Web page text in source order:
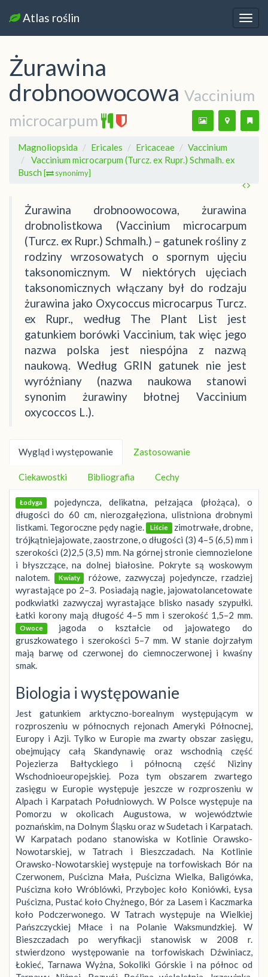
Atlas roślin
Żurawina
drobnoowocowa Vaccinium
microcarpum
Magnoliopsida Ericales Ericaceae
Vaccinium
Vaccinium microcarpum (Turcz. ex Rupr.) Schmalh. ex
Busch [ synonimy]
Żurawina drobnoowocowa, żurawina
drobnolistkowa (Vaccinium microcarpum
(Turcz. ex Rupr.) Schmalh.) – gatunek rośliny z
rodziny wrzosowatych o spornym ujęciu
taksonomicznym. W niektórych ujęciach
taksonomicznych włączany był do rodzaju
żurawina jako Oxycoccus microcarpus Turcz.
ex Rupr., według The Plant List jest
gatunkiem borówki Vaccinium, tak więc jego
nazwa polska jest niespójna z nazwą
naukową. Według GRIN gatunek nie jest
wyróżniany (nazwa naukowa stanowi
synonim żurawiny błotnej Vaccinium
oxycoccos L.).
Wygląd i występowanie Zastosowanie
Ciekawostki Bibliografia Cechy
Łodyga pojedyncza, delikatna, pełzająca (płożąca), o
długości do 60 cm, nierozgałęziona, ulistniona drobnymi
listkami. Tegoroczne pędy nagie.
Liście zimotrwałe, drobne,
trójkątniejajowate, zaostrzone, o długości (3) 4–5 (6,5) mm i
szerokości (2)2,5 (3,5) mm. Na górnej stronie ciemnozielone
i błyszczące, na dolnej białosine. Pokryte są woskowym
nalotem.
Kwiaty
różowe, zazwyczaj pojedyncze, rzadziej
wyrastające po 2–3. Posiadają nagie, jajowatolancetowate
podkwiatki zazwyczaj wyrastające blisko nasady szypułki.
Łatki korony mają długość 4–5 mm i szerokość 1,5–2 mm.
Owoce jagoda o kształcie od jajowatego do
gruszkowatego i szerokości 5–7 mm. W stanie dojrzałym
mają barwę od czerwonej do ciemnoczerwonej i kwaśny
smak.
Biologia i występowanie
Jest gatunkiem arktyczno-borealnym występującym w
rozproszeniu w północnych rejonach Ameryki Północnej,
Europy i Azji. Tylko w Europie ma zwarty obszar zasięgu,
obejmujący całą Skandynawię oraz wschodnią część
Pojezierza Bałtyckiego i północną część Niziny
Wschodnioeuropejskiej. Poza tym obszarem zwartego
zasięgu w Europie występuje jeszcze w rozproszeniu w
Alpach i Karpatach Południowych. W Polsce występuje na
Pomorzu w okolicach Augustowa, w województwie
poznańskim, na Dolnym Śląsku oraz w Sudetach i Karpatach.
W Karpatach podano stanowiska w Kotlinie Orawsko-
Nowotarskiej, w Tatrach i Bieszczadach. Na Kotlinie
Orawsko-Nowotarskiej występuje na torfowiskach Bór na
Czerwonem, Puścizna Mała, Puścizna Wielka, Baligówka,
Puścizna koło Wróblówki, Przybojec koło Koniówki, Łysa
Puścizna, Pustać koło Chyżnego, Bór za Lasem i Kaczmarka
koło Podczerwonego. W Tatrach występuje na Wielkiej
Pańszczyckiej Młace i na Polanie Waksmundzkiej. W
Bieszczadach po weryfikacji stanowisk w 2008 r.
stwierdzono występowanie na torfowiskach Dźwiniacz,
Łokieć, Tarnawa Wyżna, Sokoliki Górskie i na północ od